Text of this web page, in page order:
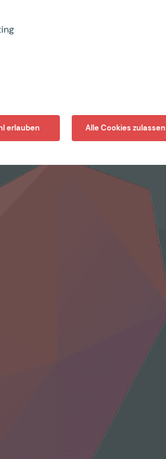
erlauben Alle Cookies zulassen